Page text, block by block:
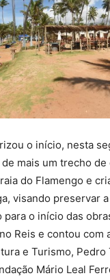
o início, nesta
mais um trecho de
do Flamengo e
visando preservar
o início das
Reis e contou com
e Turismo, Pedro
Mário Leal